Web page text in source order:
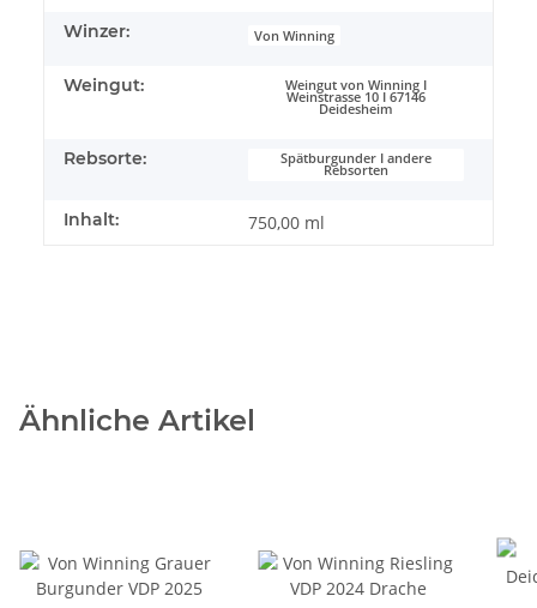
Winzer: Von Winning
Weingut: Weingut von Winning I
Weinstrasse 10 I 67146
Deidesheim
Rebsorte: Spätburgunder I andere
Rebsorten
Inhalt: 750,00 ml
Ähnliche Artikel